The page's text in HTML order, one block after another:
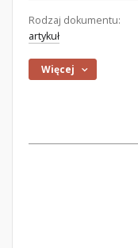
Rodzaj dokumentu:
artykuł
Więcej